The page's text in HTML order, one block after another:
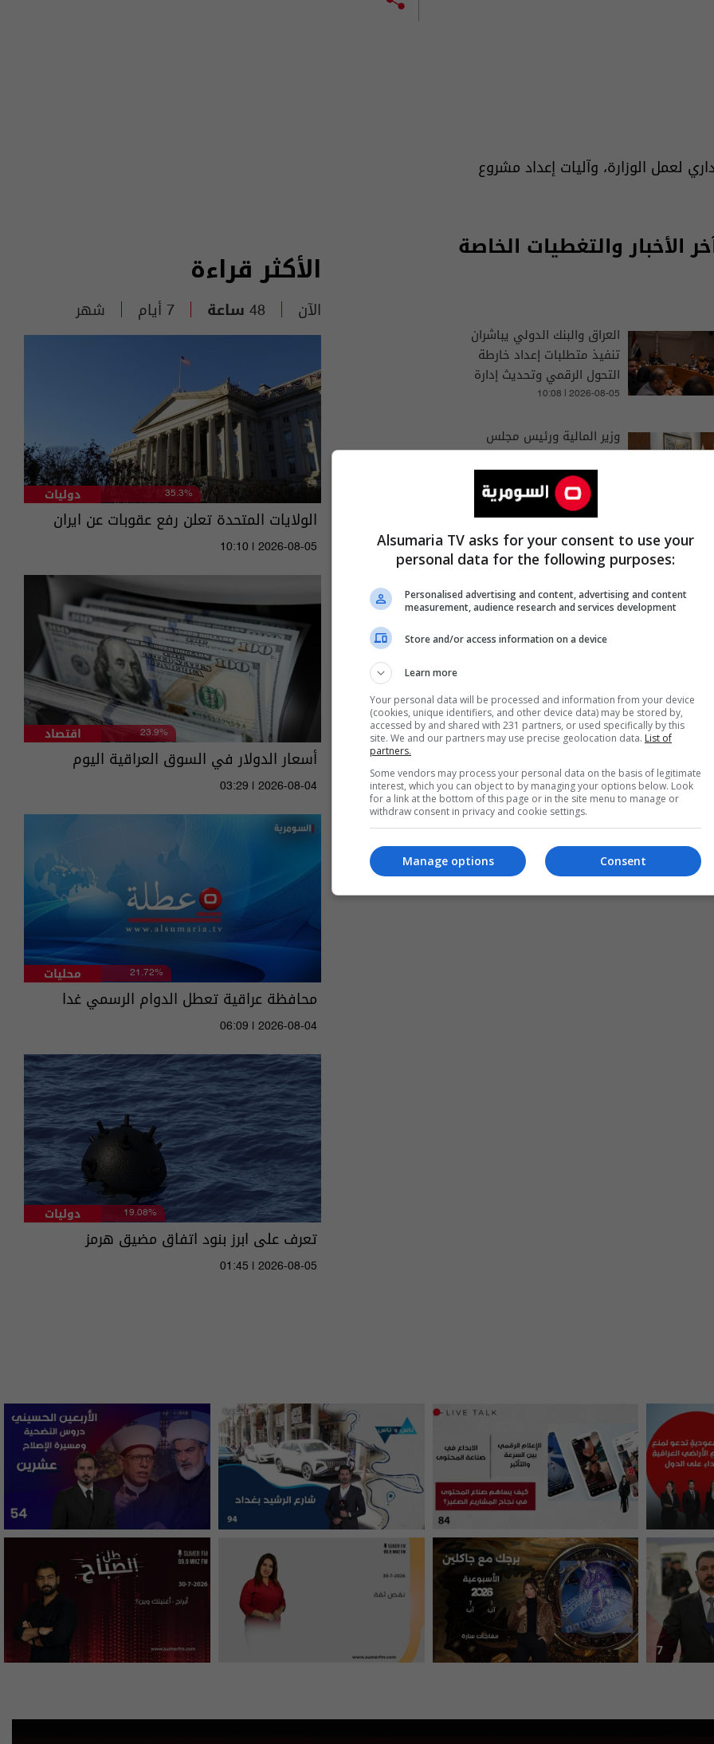
لعمل الوزارة، وآليات إعداد مشروع
الأخبار والتغطيات الخاصة
العراق والبنك الدولي يباشران
تنفيذ متطلبات إعداد خارطة
التحول الرقمي وتحديث إدارة
المالية العامة
10:08 | 2026-08-05
وزير المالية ورئيس مجلس
القضاء يبحثان ملف استرداد
أموال قضايا الفساد
06:02 | 2026-06-30
العامة الاتحادية
الأكثر قراءة
الآن 48 ساعة 7 أيام شهر
دوليات 35.3%
الولايات المتحدة تعلن رفع عقوبات عن ايران
10:10 | 2026-08-05
اقتصاد 23.9%
أسعار الدولار في السوق العراقية اليوم
03:29 | 2026-08-04
محليات 21.72%
محافظة عراقية تعطل الدوام الرسمي غدا
06:09 | 2026-08-04
دوليات 19.08%
تعرف على ابرز بنود اتفاق مضيق هرمز
01:45 | 2026-08-05
Alsumaria TV asks for your consent to use your
personal data for the following purposes:
Personalised advertising and content, advertising and content
measurement, audience research and services development
Store and/or access information on a device
Learn more
Your personal data will be processed and information from your device
(cookies, unique identifiers, and other device data) may be stored by,
accessed by and shared with 231 partners, or used specifically by this
site. We and our partners may use precise geolocation data. List of
partners.
Some vendors may process your personal data on the basis of legitimate
interest, which you can object to by managing your options below. Look
for a link at the bottom of this page or in the site menu to manage or
withdraw consent in privacy and cookie settings.
Consent
Manage options